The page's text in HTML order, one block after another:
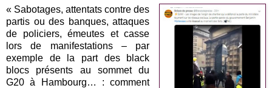
« Sabotages, attentats contre des
partis ou des banques, attaques
de policiers, émeutes et casse
lors de manifestations – par
exemple de la part des black
blocs présents au sommet du
G20 à Hambourg… : comment